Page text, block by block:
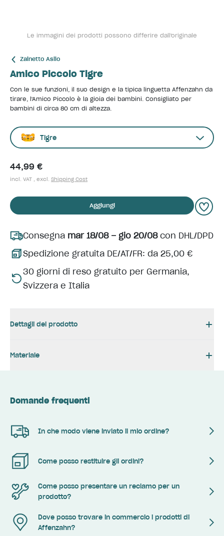
Le immagini dei prodotti possono differire dall'originale
Zainetto Asilo
Amico Piccolo Tigre
Con le sue funzioni, il suo design e la tipica linguetta Affenzahn da
tirare, l'Amico Piccolo è la gioia dei bambini. Consigliato per
bambini di circa 80 cm di altezza.
Tigre
44,99 €
incl. VAT , excl. Shipping Cost
Aggiungi
Consegna mar 18/08 – gio 20/08con DHL/DPD
Spedizione gratuita DE/AT/FR: da 25,00 €
30 giorni di reso gratuito per Germania,
Svizzera e Italia
Dettagli del prodotto
Materiale
Domande frequenti
In che modo viene inviato il mio ordine?
Come posso restituire gli ordini?
Come posso presentare un reclamo per un
prodotto?
Dove posso trovare in commercio i prodotti di
Affenzahn?